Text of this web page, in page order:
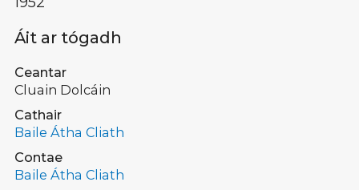
Áit ar tógadh
Ceantar
Cluain Dolcáin
Cathair
Baile Átha Cliath
Contae
Baile Átha Cliath